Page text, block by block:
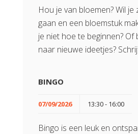
Hou je van bloemen? Wil je
gaan en een bloemstuk
je niet hoe te beginnen? Of
naar nieuwe ideetjes?
BINGO
07/09/2026 13:30 - 16:00
Bingo is een leuk en